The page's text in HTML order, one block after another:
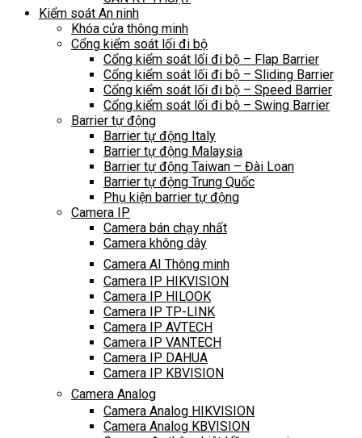
Kiểm soát An ninh
Khóa cửa thông minh
Cổng kiểm soát lối đi bộ
Cổng kiểm soát lối đi bộ – Flap Barrier
Cổng kiểm soát lối đi bộ – Sliding Barrier
Cổng kiểm soát lối đi bộ – Speed Barrier
Cổng kiểm soát lối đi bộ – Swing Barrier
Barrier tự động
Barrier tự động Italy
Barrier tự động Malaysia
Barrier tự động Taiwan – Đài Loan
Barrier tự động Trung Quốc
Phụ kiện barrier tự động
Camera IP
Camera bán chạy nhất
Camera không dây
Camera AI Thông minh
Camera IP HIKVISION
Camera IP HILOOK
Camera IP TP-LINK
Camera IP AVTECH
Camera IP VANTECH
Camera IP DAHUA
Camera IP KBVISION
Camera Analog
Camera Analog HIKVISION
Camera Analog KBVISION